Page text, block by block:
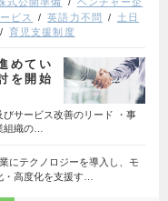
ビス 英語力不問
土日
育児支援制度
めてい
を開始
びサービス改善のリード ・事
組織の…
にテクノロジーを導入し、モ
・高度化を支援す…